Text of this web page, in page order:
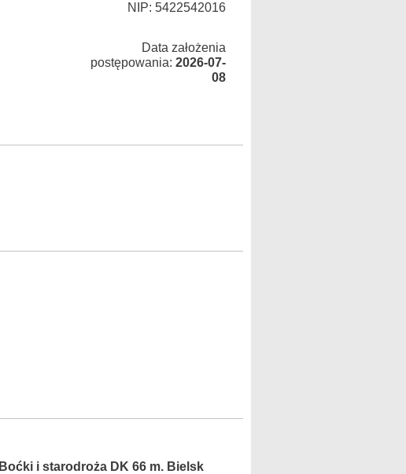
NIP: 5422542016
Data założenia
postępowania: 2026-07-
08
i starodroża DK 66 m. Bielsk